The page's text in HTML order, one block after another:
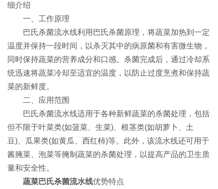
细介绍
一、工作原理
巴氏杀菌流水线利用巴氏杀菌原理，将蔬菜加热到一定
温度并保持一段时间，以杀灭其中的病原菌和有害微生物，
同时保持蔬菜的营养成分和口感。杀菌完成后，通过冷却系
统迅速将蔬菜冷却至适宜的温度，以防止过度烹煮和保持蔬
菜的新鲜度。
二、应用范围
巴氏杀菌流水线适用于各种新鲜蔬菜的杀菌处理，包括
但不限于叶菜类(如菠菜、生菜)、根茎类(如胡萝卜、土
豆)、瓜果类(如黄瓜、西红柿)等。此外，该流水线还可用于
酱腌菜、泡菜等腌制蔬菜的杀菌处理，以提高产品的卫生质
量和安全性。
蔬菜巴氏杀菌流水线优势特点